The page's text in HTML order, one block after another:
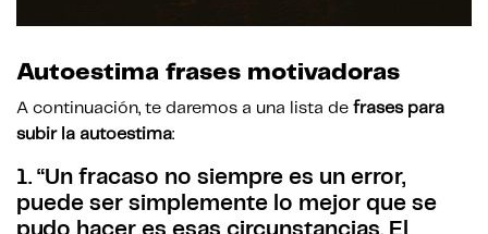
Autoestima frases motivadoras
A continuación, te daremos a una lista de frases para
subir la autoestima:
1. “Un fracaso no siempre es un error,
puede ser simplemente lo mejor que se